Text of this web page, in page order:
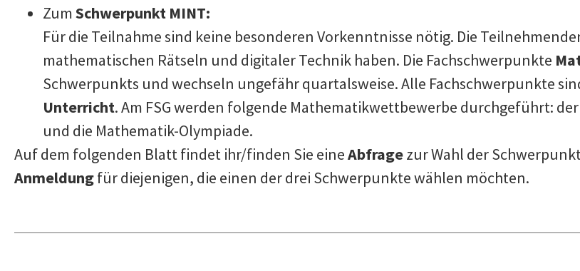
ZumSchwerpunkt MINT:
Für die Teilnahme sind keine besonderen Vorkenntnisse nötig. Die
mathematischen Rätseln und digitaler Technik haben. Die Fachschwerpunkte
Schwerpunkts und wechseln ungefähr quartalsweise. Alle Fachschwerpunkte
Unterricht. Am FSG werden folgende Mathematikwettbewerbe durchgeführt:
und die Mathematik-Olympiade.
Auf dem folgenden Blatt findet ihr/finden Sie eineAbfragezur Wahl der
Anmeldungfür diejenigen, die einen der drei Schwerpunkte wählen möchten.